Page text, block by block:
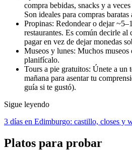
compra bebidas, snacks y a
Son ideales para compras baratas
Propinas: Redondear o dejar
restaurantes. Es común decirle al
pagar en vez de dejar monedas
Museos y lunes: Muchos
planifícalo.
Tours a pie gratuitos: Únete a un
mañana para asentar tu
guía si te gustó).
Sigue leyendo
3 días en Edimburgo: castillo, closes y
Platos para probar